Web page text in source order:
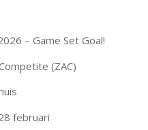
– Game Set Goal!
(ZAC)
februari